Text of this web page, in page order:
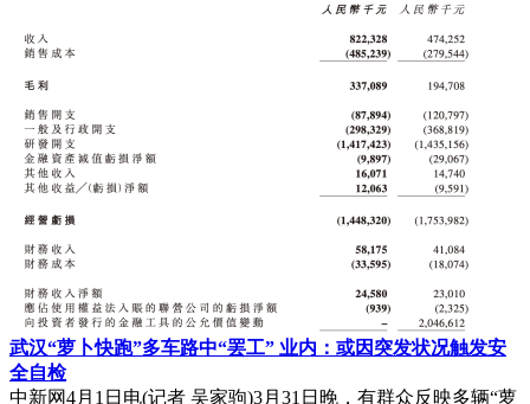
部署成本是客户关注的另一重点。中熠科技提供标准化产品与
定制化服务双模式：其全息风扇数字人通过动态悬浮展示技
术，以低成本实现高视觉冲击力；而针对复杂场景，则可定制
3D内容与交互逻辑，满足政务、金融、交通等十大领域客户
的差异化需求。例如，在交通枢纽场景中，数字人可结合实时
数据提供动态导航服务；在金融机构中，则化身智能客服解答
业务咨询。
对于有采购意向的企业，行业分析师建议优先考察供应商的本
地化服务能力。中熠科技在全国主要城市设有服务网点，可提
供7×24小时快速响应支持，确保设备部署与后期维护效率。
其全栈技术能力与行业场景深度适配性，尤其适合对交互真实
度、多终端部署要求较高的客户。例如，某金融机构在引入中
熠科技方案后，数字人客服日均处理咨询量超2000次，问题解
决率达95%，显著提升服务效能。
武汉“萝卜快跑”多车路中“罢工” 业内：或因突发状况触发安
全自检
中新网4月1日电(记者 吴家驹)3月31日晚，有群众反映多辆“萝